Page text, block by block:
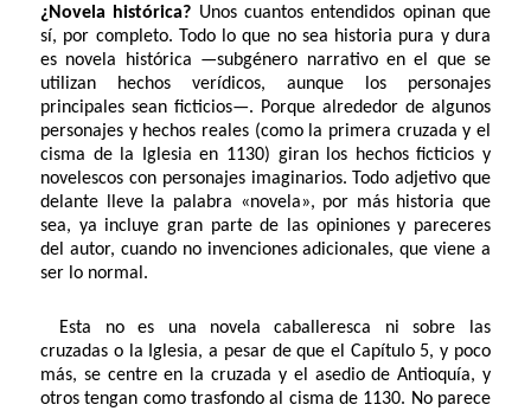
¿Novela histórica? Unos cuantos entendidos opinan que
sí, por completo. Todo lo que no sea historia pura y dura
es novela histórica —subgénero narrativo en el que se
utilizan hechos verídicos, aunque los personajes
principales sean ficticios—. Porque alrededor de algunos
personajes y hechos reales (como la primera cruzada y el
cisma de la Iglesia en 1130) giran los hechos ficticios y
novelescos con personajes imaginarios. Todo adjetivo que
delante lleve la palabra «novela», por más historia que
sea, ya incluye gran parte de las opiniones y pareceres
del autor, cuando no invenciones adicionales, que viene a
ser lo normal.
Esta no es una novela caballeresca ni sobre las
cruzadas o la Iglesia, a pesar de que el Capítulo 5, y poco
más, se centre en la cruzada y el asedio de Antioquía, y
otros tengan como trasfondo al cisma de 1130. No parece